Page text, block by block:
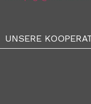
UNSERE